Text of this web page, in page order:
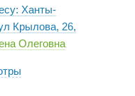
Ханты-
Крылова, 26,
Олеговна